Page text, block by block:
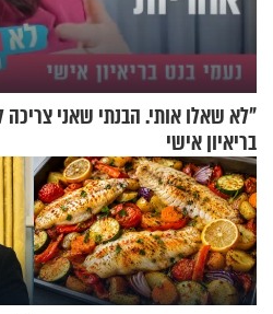
"לא שאלו אותי. הבנתי שאני
בריאיון אישי